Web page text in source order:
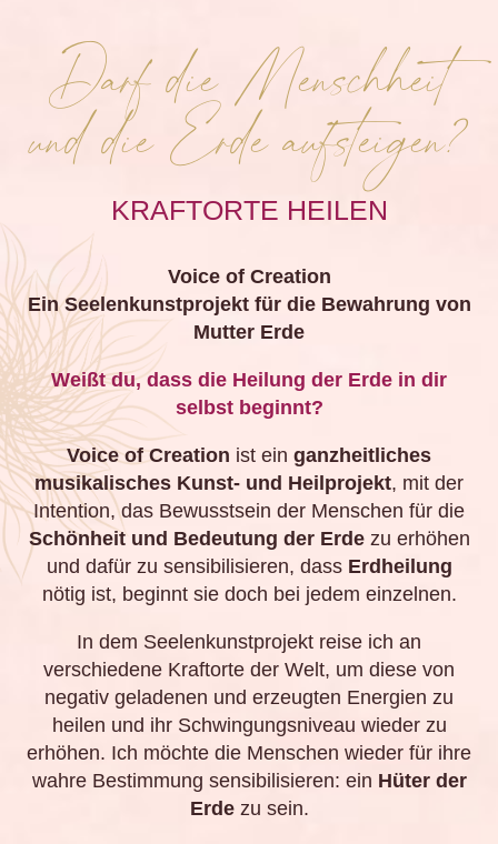
Darf die Menschheit
und die Erde aufsteigen?
KRAFTORTE HEILEN
Voice of Creation
Ein Seelenkunstprojekt für die Bewahrung von
Mutter Erde
Weißt du, dass die Heilung der Erde in dir
selbst beginnt?
Voice of Creation ist ein ganzheitliches
musikalisches Kunst- und Heilprojekt, mit der
Intention, das Bewusstsein der Menschen für die
Schönheit und Bedeutung der Erdezu erhöhen
und dafür zu sensibilisieren, dass Erdheilung
nötig ist, beginnt sie doch bei jedem einzelnen.
In dem Seelenkunstprojekt reise ich an
verschiedene Kraftorte der Welt, um diese von
negativ geladenen und erzeugten Energien zu
heilen und ihr Schwingungsniveau wieder zu
erhöhen. Ich möchte die Menschen wieder für ihre
wahre Bestimmung sensibilisieren: ein Hüter der
Erde zu sein.